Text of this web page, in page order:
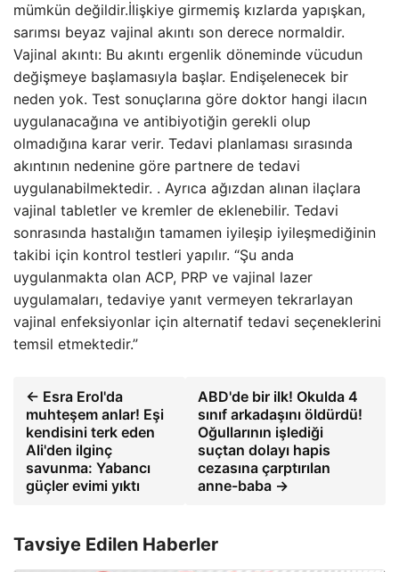
mümkün değildir.İlişkiye girmemiş kızlarda yapışkan,
sarımsı beyaz vajinal akıntı son derece normaldir.
Vajinal akıntı: Bu akıntı ergenlik döneminde vücudun
değişmeye başlamasıyla başlar. Endişelenecek bir
neden yok. Test sonuçlarına göre doktor hangi ilacın
uygulanacağına ve antibiyotiğin gerekli olup
olmadığına karar verir. Tedavi planlaması sırasında
akıntının nedenine göre partnere de tedavi
uygulanabilmektedir. . Ayrıca ağızdan alınan ilaçlara
vajinal tabletler ve kremler de eklenebilir. Tedavi
sonrasında hastalığın tamamen iyileşip iyileşmediğinin
takibi için kontrol testleri yapılır. “Şu anda
uygulanmakta olan ACP, PRP ve vajinal lazer
uygulamaları, tedaviye yanıt vermeyen tekrarlayan
vajinal enfeksiyonlar için alternatif tedavi seçeneklerini
temsil etmektedir.”
← Esra Erol'da
muhteşem anlar! Eşi
kendisini terk eden
Ali'den ilginç
savunma: Yabancı
güçler evimi yıktı
ABD'de bir ilk! Okulda 4
sınıf arkadaşını öldürdü!
Oğullarının işlediği
suçtan dolayı hapis
cezasına çarptırılan
anne-baba →
Tavsiye Edilen Haberler